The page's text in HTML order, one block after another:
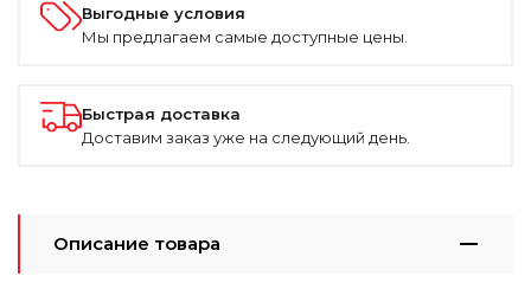
Выгодные условия
Мы предлагаем самые доступные цены.
Быстрая доставка
Доставим заказ уже на следующий день.
Описание товара